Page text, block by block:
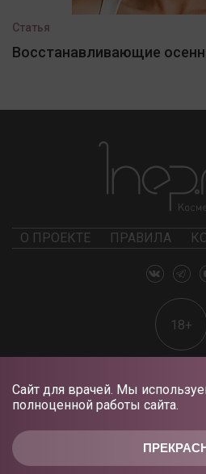
Сайт для врачей. Мы
полноценной работы сайта.
Статья
Восстанавливающие
О ПРОЕКТЕ ПРАВИЛА
18+